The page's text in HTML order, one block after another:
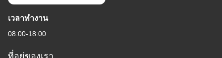
เวลาทํางาน
08:00-18:00